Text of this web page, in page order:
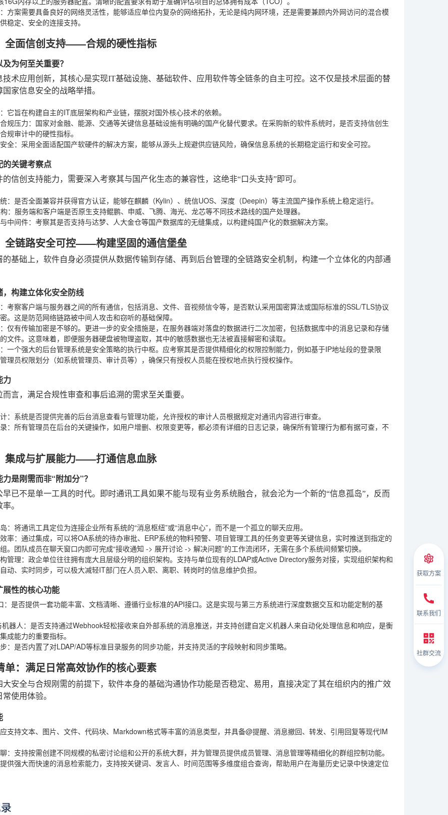
：方案需要具备良好的网络灵活性，能够适应单位内复杂的网络拓扑，无论是纯内网环境，还是需要兼顾内外网访问的混合模
稳定、安全的连接支持。
全面信创支持——合规的硬性指标
为何至关重要？
技术应用创新，其核心是实现IT基础设施、基础软件、应用软件等全链条的自主可控。这不仅是技术层面的替
家信息安全的战略举措。
：它旨在构建自主的IT底层架构和产业链，摆脱对国外核心技术的依赖。
规压力：国家对金融、能源、交通等关键信息基础设施有明确的国产化替代要求。在采购新的软件系统时，是否支持信创生
规审计中的硬性指标。
全：采用全面适配国产软硬件的解决方案，能够从源头上规避供应链风险，确保信息系统的长期稳定运行和安全可控。
的关键考察点
信创支持能力，需要深入考察其与国产化生态的兼容性，这绝非“口头支持”即可。
：是否全面兼容并获得官方认证，能够在麒麟（Kylin）、统信UOS、深度（Deepin）等主流国产操作系统上稳定运行。
：服务端和客户端是否原生支持鲲鹏、申威、飞腾、海光、龙芯等不同技术路线的国产处理器。
中间件：考察其是否支持与达梦、人大金仓等国产数据库的无缝集成，以构建纯国产化的数据解决方案。
全链路安全可控——构建坚固的通信堡垒
的基础上，软件自身必须提供从数据传输到存储、再到后台管理的全链路安全机制，构建一个立体化的内部通
，构建立体化安全防线
：考察客户端与服务器之间的所有通信，包括消息、文件、音视频信令等，是否默认采用国密算法或国际标准的SSL/TLS协议
。这是防范网络链路被中间人攻击和窃听的基础保障。
：仅有传输加密是不够的。更进一步的安全措施是，在服务器端对落盘的数据进行二次加密，包括数据库中的消息记录和存储
文件。这意味着，即便服务器硬盘被物理盗取，其中的敏感数据也无法被直接解密和读取。
：一个强大的后台管理系统是安全策略的执行中枢。应考察其是否提供精细化的权限控制能力，例如基于IP地址段的登录限
理员权限划分（如系统管理员、审计员等），确保只有授权人员能在授权地点执行授权操作。
力
而言，满足合规性审查和事后追溯的需求至关重要。
：系统是否提供完善的后台消息查看与管理功能，允许授权的审计人员根据规定对通讯内容进行审查。
：所有管理员在后台的关键操作，如用户增删、权限变更等，都必须有详细的日志记录，确保所有管理行为都有据可查，不
集成与扩展能力——打通信息血脉
是刚需而非“附加分”？
早已不是单一工具的时代。即时通讯工具如果不能与现有业务系统融合，就会沦为一个新的“信息孤岛”，反而
。
：将通讯工具定位为连接企业所有系统的“消息枢纽”或“消息中心”，而不是一个孤立的聊天应用。
率：通过集成，可以将OA系统的待办审批、ERP系统的物料预警、项目管理工具的任务变更等关键信息，实时推送到指定的
。团队成员在聊天窗口内即可完成“接收通知 -> 展开讨论 -> 解决问题”的工作流闭环，无需在多个系统间频繁切换。
管理：政企单位往往拥有庞大且层级分明的组织架构。支持与单位现有的LDAP或Active Directory服务对接，实现组织架构和
动、实时同步，可以极大减轻IT部门在人员入职、离职、转岗时的信息维护负担。
展性的核心功能
：是否提供一套功能丰富、文档清晰、遵循行业标准的API接口。这是实现与第三方系统进行深度数据交互和功能定制的基
器人：是否支持通过Webhook轻松接收来自外部系统的消息推送，并支持创建自定义机器人来自动化处理信息和响应，是衡
成能力的重要指标。
：是否内置了对LDAP/AD等标准目录服务的同步功能，并支持灵活的字段映射和同步策略。
单：满足日常高效协作的核心要素
大安全与合规刚需的前提下，软件本身的基础沟通协作功能是否稳定、易用，直接决定了其在组织内的推广效
使用体验。
支持文本、图片、文件、代码块、Markdown格式等丰富的消息类型，并具备@提醒、消息撤回、转发、引用回复等现代IM
：支持按需创建不同规模的私密讨论组和公开的系统大群，并为管理员提供成员管理、消息管理等精细化的群组控制功能。
供强大而快速的消息检索能力，支持按关键词、发言人、时间范围等多维度组合查询，帮助用户在海量历史记录中快速定位
获取方案
联系我们
社群交流